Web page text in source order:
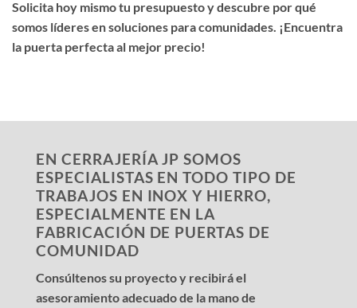
Solicita hoy mismo tu presupuesto y descubre por qué
somos líderes en soluciones para comunidades. ¡Encuentra
la puerta perfecta al mejor precio!
EN CERRAJERÍA JP SOMOS
ESPECIALISTAS EN TODO TIPO DE
TRABAJOS EN INOX Y HIERRO,
ESPECIALMENTE EN LA
FABRICACIÓN DE PUERTAS DE
COMUNIDAD
Consúltenos su proyecto y recibirá el
asesoramiento adecuado de la mano de